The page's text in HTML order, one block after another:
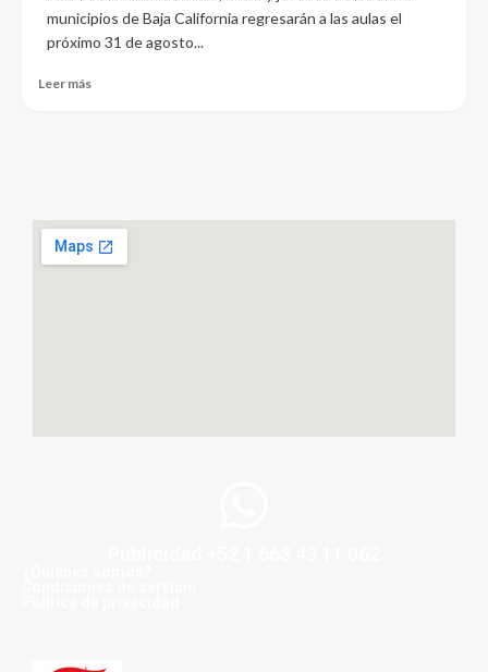
municipios de Baja California regresarán a las aulas el
próximo 31 de agosto...
Leer más